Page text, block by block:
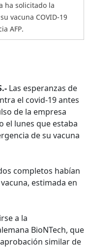
ha solicitado la
vacuna COVID-19
AFP.
Las esperanzas de
el covid-19 antes
de la empresa
el lunes que estaba
de su vacuna
completos habían
estimada en
a la
BioNTech, que
similar de